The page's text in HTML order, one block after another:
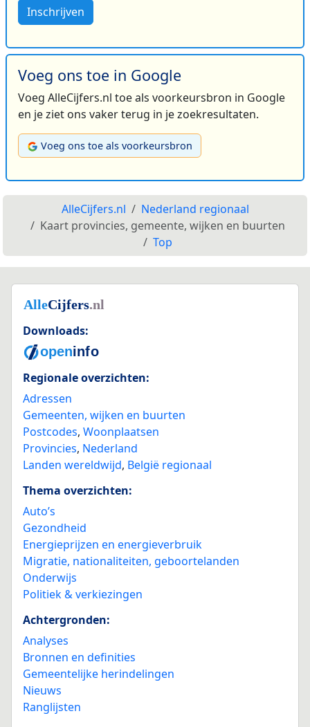
Inschrijven
Voeg ons toe in Google
Voeg AlleCijfers.nl toe als voorkeursbron in Google
en je ziet ons vaker terug in je zoekresultaten.
Voeg ons toe als voorkeursbron
AlleCijfers.nl
Nederland regionaal
Kaart provincies, gemeente, wijken en buurten
Top
Downloads:
Regionale overzichten:
Adressen
Gemeenten, wijken en buurten
Postcodes, Woonplaatsen
Provincies, Nederland
Landen wereldwijd, België regionaal
Thema overzichten:
Auto’s
Gezondheid
Energieprijzen en energieverbruik
Migratie, nationaliteiten, geboortelanden
Onderwijs
Politiek & verkiezingen
Achtergronden:
Analyses
Bronnen en definities
Gemeentelijke herindelingen
Nieuws
Ranglijsten